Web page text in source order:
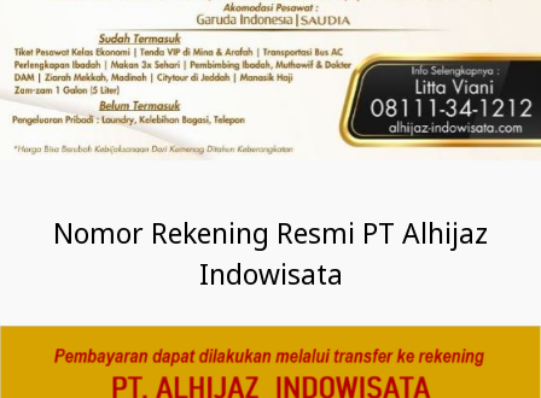
Nomor Rekening Resmi PT Alhijaz
Indowisata